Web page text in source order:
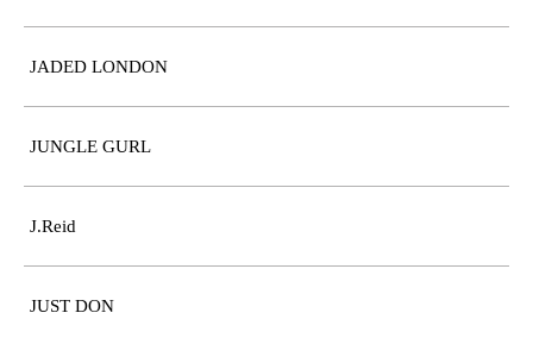
JADED LONDON
JUNGLE GURL
J.Reid
JUST DON